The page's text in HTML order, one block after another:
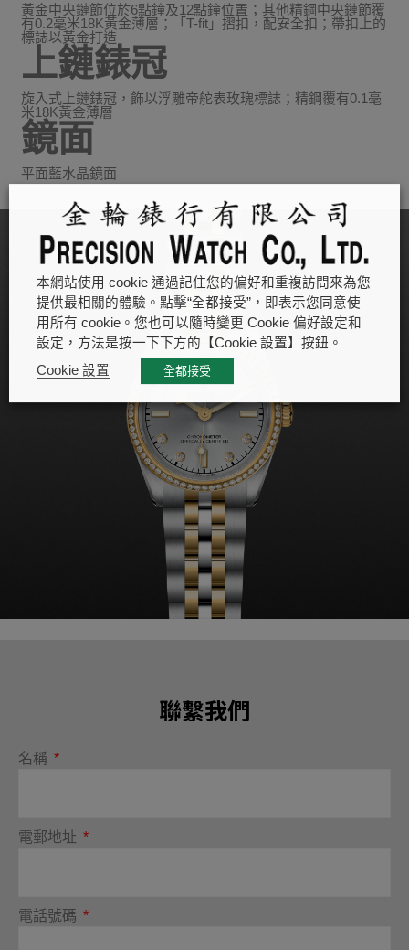
黃金中央鏈節位於6點鐘及12點鐘位置；其他精鋼中央鏈節覆
有0.2毫米18K黃金薄層；「T-fit」摺扣，配安全扣；帶扣上的
標誌以黃金打造
上鏈錶冠
旋入式上鏈錶冠，飾以浮雕帝舵表玫瑰標誌；精鋼覆有0.1毫
米18K黃金薄層
鏡面
平面藍水晶鏡面
聯繫我們
名稱
電郵地址
電話號碼
本網站使用 cookie 通過記住您的偏好和重複訪問來為您
提供最相關的體驗。點擊“全都接受”，即表示您同意使
用所有 cookie。您也可以隨時變更 Cookie 偏好設定和
設定，方法是按一下下方的【Cookie 設置】按鈕。
Cookie 設置
全都接受